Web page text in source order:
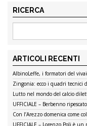
RICERCA
ARTICOLI RECENTI
AlbinoLeffe, i formatori del
Zingonia: ecco i quadri tecnici
Lutto nel mondo del calcio
UFFICIALE – Berbenno
Con l’Arezzo domenica come
UFFICIALE – Lorenzo Poli è